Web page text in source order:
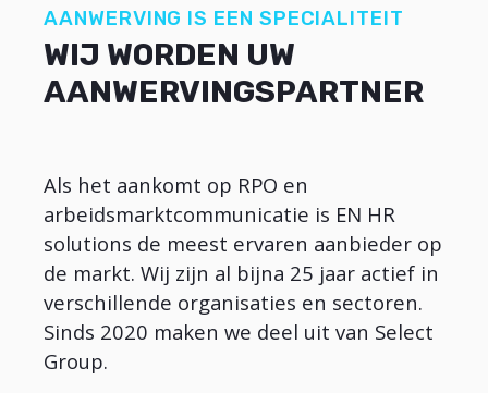
AANWERVING IS EEN SPECIALITEIT
WIJ WORDEN UW
AANWERVINGSPARTNER
Als het aankomt op RPO en
arbeidsmarktcommunicatie is EN HR
solutions de meest ervaren aanbieder op
de markt. Wij zijn al bijna 25 jaar actief in
verschillende organisaties en sectoren.
Sinds 2020 maken we deel uit van Select
Group.